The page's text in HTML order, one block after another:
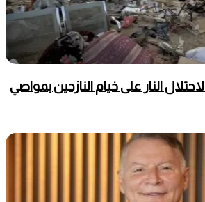
النار على خيام النازحين بمواصي